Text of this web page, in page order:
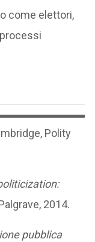
come elettori,
Polity
2014.
pubblica